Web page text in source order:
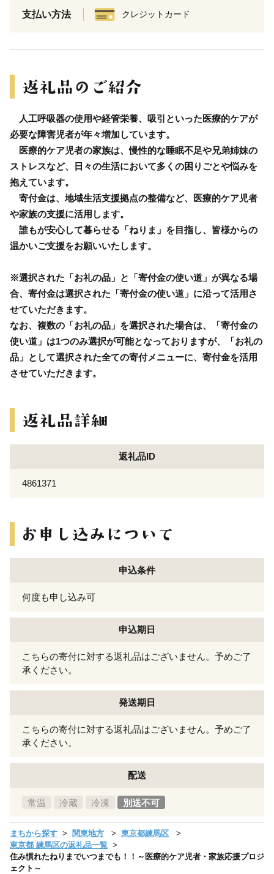
支払い方法 クレジットカード
人工呼吸器の使用や経管栄養、吸引といった医療的ケアが
必要な障害児者が年々増加しています。
医療的ケア児者の家族は、慢性的な睡眠不足や兄弟姉妹の
ストレスなど、日々の生活において多くの困りごとや悩みを
抱えています。
寄付金は、地域生活支援拠点の整備など、医療的ケア児者
や家族の支援に活用します。
誰もが安心して暮らせる「ねりま」を目指し、皆様からの
温かいご支援をお願いいたします。
※選択された「お礼の品」と「寄付金の使い道」が異なる場
合、寄付金は選択された「寄付金の使い道」に沿って活用さ
せていただきます。
なお、複数の「お礼の品」を選択された場合は、「寄付金の
使い道」は1つのみ選択が可能となっておりますが、「お礼の
品」として選択された全ての寄付メニューに、寄付金を活用
させていただきます。
返礼品ID
4861371
申込条件
何度も申し込み可
申込期日
こちらの寄付に対する返礼品はございません。予めご了
承ください。
発送期日
こちらの寄付に対する返礼品はございません。予めご了
承ください。
配送
常温 冷蔵 冷凍 別送不可
まちから探す 関東地方
東京都練馬区
東京都 練馬区の返礼品一覧
住み慣れたねりまでいつまでも！！～医療的ケア児者・家族応援プロジ
ェクト～